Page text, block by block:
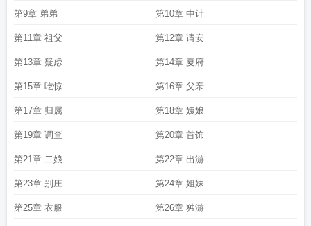
第9章 弟弟 第10章 中计
第11章 祖父 第12章 请安
第13章 疑虑 第14章 夏府
第15章 吃惊 第16章 父亲
第17章 归属 第18章 姨娘
第19章 调查 第20章 首饰
第21章 二娘 第22章 出游
第23章 别庄 第24章 姐妹
第25章 衣服 第26章 独游